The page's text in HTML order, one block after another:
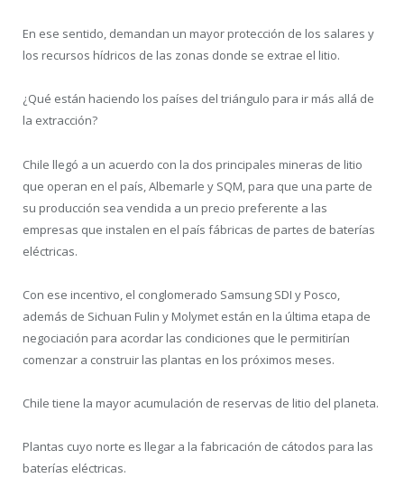
En ese sentido, demandan un mayor protección de los salares y
los recursos hídricos de las zonas donde se extrae el litio.
¿Qué están haciendo los países del triángulo para ir más allá de
la extracción?
Chile llegó a un acuerdo con la dos principales mineras de litio
que operan en el país, Albemarle y SQM, para que una parte de
su producción sea vendida a un precio preferente a las
empresas que instalen en el país fábricas de partes de baterías
eléctricas.
Con ese incentivo, el conglomerado Samsung SDI y Posco,
además de Sichuan Fulin y Molymet están en la última etapa de
negociación para acordar las condiciones que le permitirían
comenzar a construir las plantas en los próximos meses.
Chile tiene la mayor acumulación de reservas de litio del planeta.
Plantas cuyo norte es llegar a la fabricación de cátodos para las
baterías eléctricas.